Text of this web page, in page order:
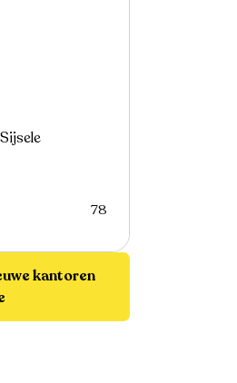
78
kantoren